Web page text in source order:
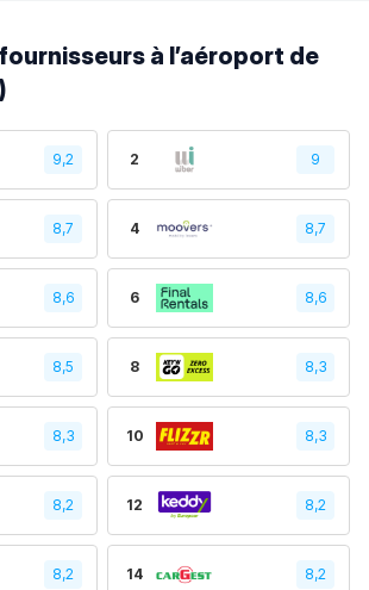
à l’aéroport de
9,2 2 9
8,7 4 8,7
8,6 6 8,6
8,5 8 8,3
8,3 10 8,3
8,2 12 8,2
8,2 14 8,2